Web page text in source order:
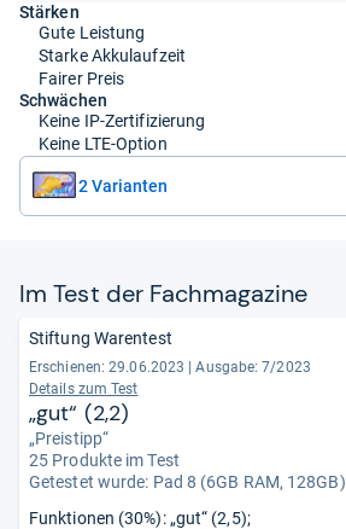
Stärken
Gute Leistung
Starke Akkulaufzeit
Fairer Preis
Schwächen
Keine IP-Zertifizierung
Keine LTE-Option
2 Varianten
Im Test der Fach­ma­ga­zine
Stiftung Warentest
Erschienen: 29.06.2023 | Ausgabe: 7/2023
Details zum Test
„gut“ (2,2)
„Preistipp“
25 Produkte im Test
Getestet wurde: Pad 8 (6GB RAM, 128GB)
Funktionen (30%): „gut“ (2,5);